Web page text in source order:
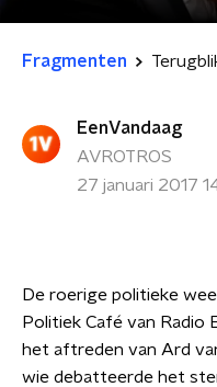
Fragmenten
EenVandaag
AVROTROS
27 januari 2017
De roerige politieke
Politiek Café van Radio
het aftreden van Ard
wie debatteerde het